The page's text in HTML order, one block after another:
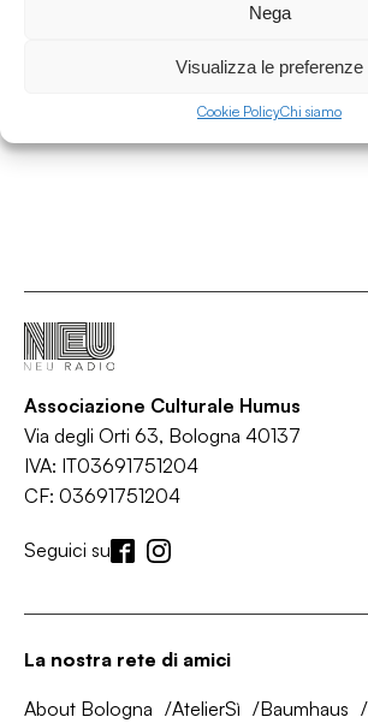
Nega
Visualizza le preferenze
Cookie PolicyChi siamo
Eventi/Lifestyle/Teatro
Associazione Culturale Humus
Via degli Orti 63, Bologna 40137
IVA: IT03691751204
CF: 03691751204
Seguici su
La nostra rete di amici
About Bologna AtelierSì
Baumhaus